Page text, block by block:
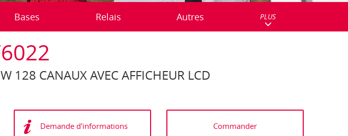
Bases Relais Autres PLUS
CANAUX AVEC AFFICHEUR LCD
Demande d'informations Commander